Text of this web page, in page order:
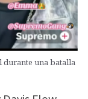
durante una batalla